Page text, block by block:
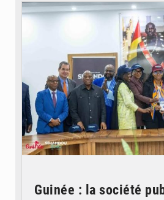
Guinée : la société